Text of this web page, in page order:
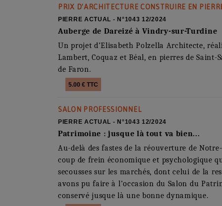
PRIX D’ARCHITECTURE CONSTRUIRE EN
PIERRE ACTUAL - N°1043 12/2024
Auberge de Dareizé à Vindry-sur-Turdine
Un projet d’Elisabeth Polzella Architecte,
Lambert, Coquaz et Béal, en pierres de
de Faron.
5.00 € TTC
SALON PROFESSIONNEL
PIERRE ACTUAL - N°1043 12/2024
Patrimoine : jusque là tout va bien...
Au-delà des fastes de la réouverture de
coup de frein économique et psychologique
secousses sur les marchés, dont celui de la
avons pu faire à l’occasion du Salon du
conservé jusque là une bonne dynamique.